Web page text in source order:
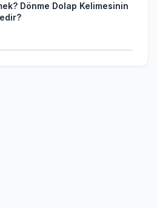
Dönme Dolap Kelimesinin